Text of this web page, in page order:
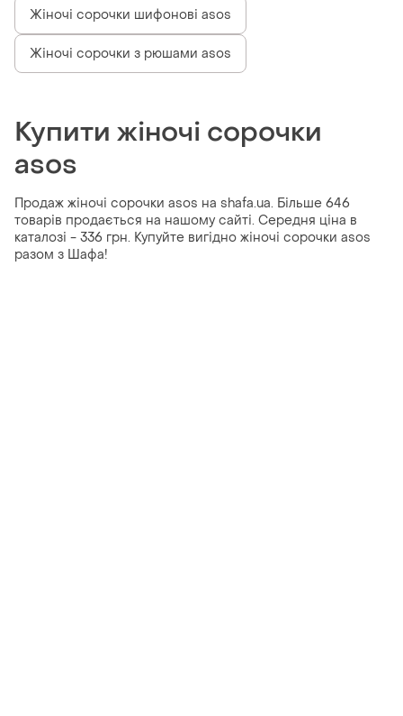
Жіночі сорочки шифонові asos
Жіночі сорочки з рюшами asos
Купити жіночі сорочки
asos
Продаж жіночі сорочки asos на shafa.ua. Більше 646
товарів продається на нашому сайті. Середня ціна в
каталозі - 336 грн. Купуйте вигідно жіночі сорочки asos
разом з Шафа!